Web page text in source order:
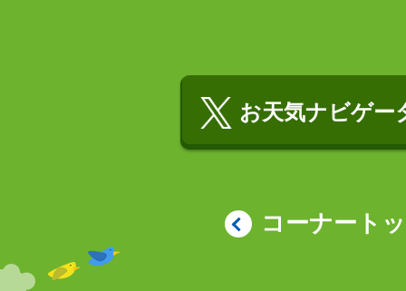
お天気ナビゲー
コーナート